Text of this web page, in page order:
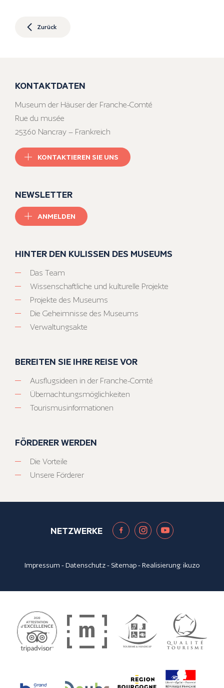
Zurück
KONTAKTDATEN
Museum der Häuser der Franche-Comté
Rue du musée
25360 Nancray – Frankreich
KONTAKTIEREN SIE UNS
NEWSLETTER
ANMELDEN
HINTER DEN KULISSEN DES MUSEUMS
Das Team
Wissenschaftliche und kulturelle Projekte
Projekte des Museums
Die Geheimnisse des Museums
Verwaltungsakte
BEREITEN SIE IHRE REISE VOR
Ausflugsideen in der Franche-Comté
Übernachtungsmöglichkeiten
Tourismusinformationen
FÖRDERER WERDEN
Die Vorteile
Unsere Förderer
NETZWERKE
Impressum -Datenschutz- Sitemap- Realisierung:ikuzo